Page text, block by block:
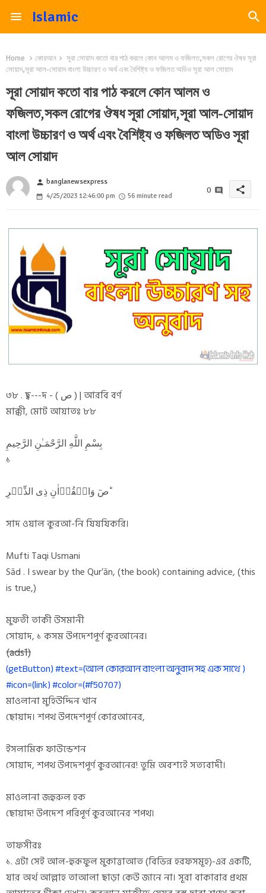
Islamic
Home কোরআন
সূরা সোয়াদ কতো বার পাঠ করলে কোন আলম ও ফজিলত,সকল রোগের ঔষধ সূরা
সোয়াদ,সূরা আল-সোয়াদ বাংলা উচ্চারণ ও অর্থ এবং বৈশিষ্ট্য ও ফজিলত অডিও সূরা আল সোয়াদ
সূরা সোয়াদ কতো বার পাঠ করলে কোন আলম ও
ফজিলত,সকল রোগের ঔষধ সূরা সোয়াদ,সূরা আল-সোয়াদ
বাংলা উচ্চারণ ও অর্থ এবং বৈশিষ্ট্য ও ফজিলত অডিও সূরা
আল সোয়াদ
person banglanewsexpress
4/25/2023 12:46:00 pm
56 minute read
0 share
৩৮ . ছ্ব---দ - ( ص ) | আরবি বর্ণ
মাক্কী, মোট আয়াতঃ ৮৮
بِسْمِ اللَّهِ الرَّحْمَـٰنِ الرَّحِيمِ
১
صٓ وَالۡقُرۡاٰنِ ذِی الذِّکۡرِ ؕ
সাদ ওয়াল কুরআ-নি যিযযিকরি।
Mufti Taqi Usmani
Sād . I swear by the Qur’ān, (the book) containing advice, (this
is true,)
মুফতী তাকী উসমানী
সোয়াদ, ১ কসম উপদেশপূর্ণ কুরআনের।
(ads1)
(getButton) #text=(আল কোরআন বাংলা অনুবাদ সহ এক সাথে )
#icon=(link) #color=(#f50707)
মাওলানা মুহিউদ্দিন খান
ছোয়াদ। শপথ উপদেশপূর্ণ কোরআনের,
ইসলামিক ফাউন্ডেশন
সোয়াদ, শপথ উপদেশপূর্ণ কুরআনের! তুমি অবশ্যই সত্যবাদী।
মাওলানা জহুরুল হক
ছোয়াদ! উপদেশ পরিপূর্ণ কুরআনের শপথ।
তাফসীরঃ
১. এটা সেই আল-হুরূফুল মুকাত্তাআত (বিভিন্ন হরফসমূহ)-এর একটি,
যার অর্থ আল্লাহ তাআলা ছাড়া কেউ জানে না। সূরা বাকারার প্রথম